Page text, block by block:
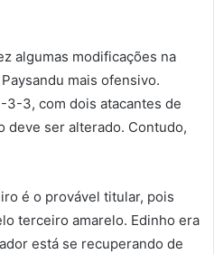
algumas modificações na
mais ofensivo.
3-3, com dois atacantes de
deve ser alterado. Contudo,
é o provável titular, pois
terceiro amarelo. Edinho era
está se recuperando de